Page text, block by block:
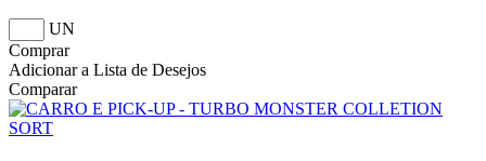
UN
Comprar
Adicionar a Lista de Desejos
Comparar